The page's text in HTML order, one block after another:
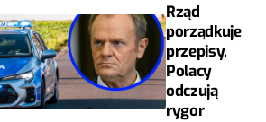
Rząd
porządkuje
przepisy.
Polacy
odczują
rygor